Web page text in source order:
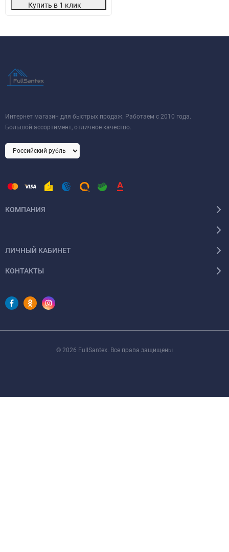
Купить в 1 клик
Интернет магазин для быстрых продаж. Работаем с 2010 года.
Большой ассортимент, отличное качество.
КОМПАНИЯ
ЛИЧНЫЙ КАБИНЕТ
КОНТАКТЫ
© 2026 FullSantex. Все права защищены